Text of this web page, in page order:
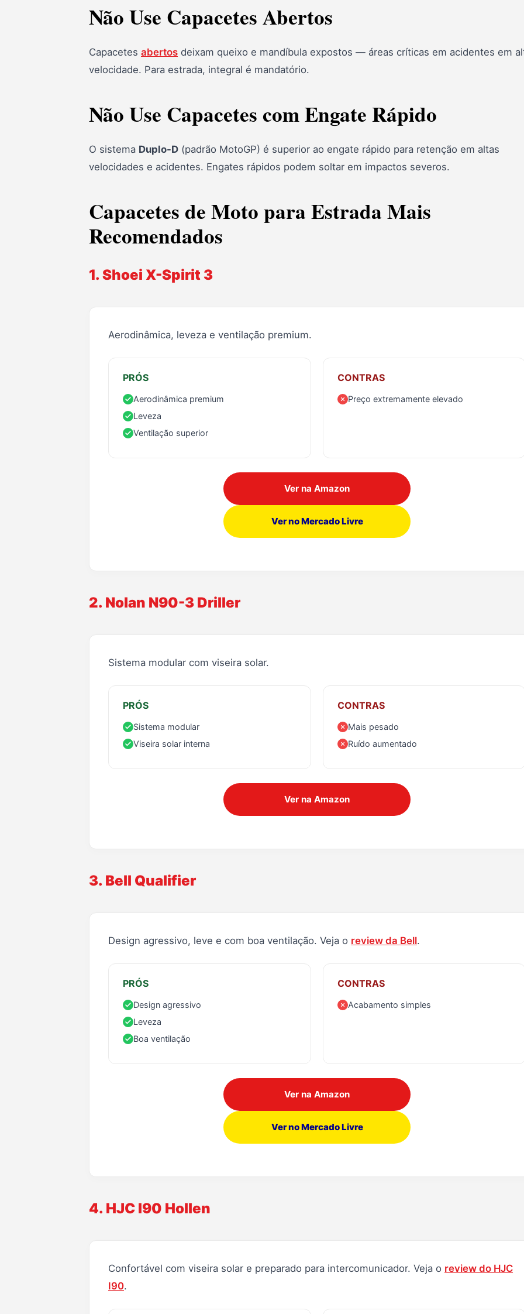
9. Eagle SV ASX (Axxis)
11. MT Targo S Ayrton Senna
Por que investir em capacete
Perguntas Frequentes
Não Use Capacetes Abertos
Capacetes abertos deixam queixo e mandíbula expostos — áreas críticas em acidentes em
velocidade. Para estrada, integral é mandatório.
Não Use Capacetes com Engate Rápido
O sistema Duplo-D (padrão MotoGP) é superior ao engate rápido para retenção em altas
velocidades e acidentes. Engates rápidos podem soltar em impactos severos.
Capacetes de Moto para Estrada Mais
Recomendados
1. Shoei X-Spirit 3
Aerodinâmica, leveza e ventilação premium.
PRÓS
Aerodinâmica premium
Leveza
Ventilação superior
CONTRAS
Preço extremamente elevado
Ver na Amazon
Ver no Mercado Livre
2. Nolan N90-3 Driller
Sistema modular com viseira solar.
PRÓS
Sistema modular
Viseira solar interna
CONTRAS
Mais pesado
Ruído aumentado
Ver na Amazon
3. Bell Qualifier
Design agressivo, leve e com boa ventilação. Veja o review da Bell.
PRÓS
Design agressivo
Leveza
Boa ventilação
CONTRAS
Acabamento simples
Ver na Amazon
Ver no Mercado Livre
4. HJC I90 Hollen
Confortável com viseira solar e preparado para intercomunicador. Veja o review do HJC
I90.